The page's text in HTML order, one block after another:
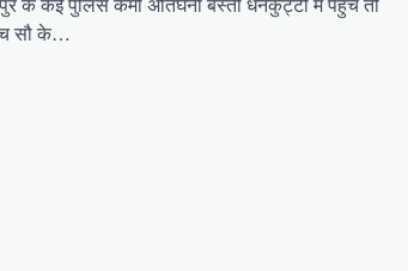
के कई पुलिस कर्मी अतिघनी बस्ती धनकुट्टी में पहुंचे तो
सौ के…